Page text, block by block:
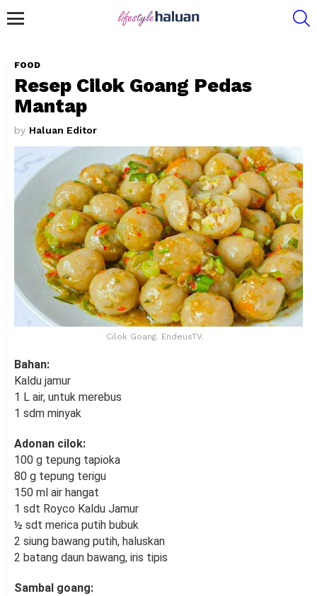
FOOD
Resep Cilok Goang Pedas
Mantap
by Haluan Editor
Cilok Goang. EndeusTV.
Bahan:
Kaldu jamur
1 L air, untuk merebus
1 sdm minyak
Adonan cilok:
100 g tepung tapioka
80 g tepung terigu
150 ml air hangat
1 sdt Royco Kaldu Jamur
½ sdt merica putih bubuk
2 siung bawang putih, haluskan
2 batang daun bawang, iris tipis
Sambal goang: